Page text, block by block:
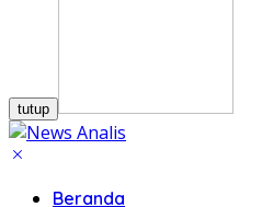
tutup
Beranda